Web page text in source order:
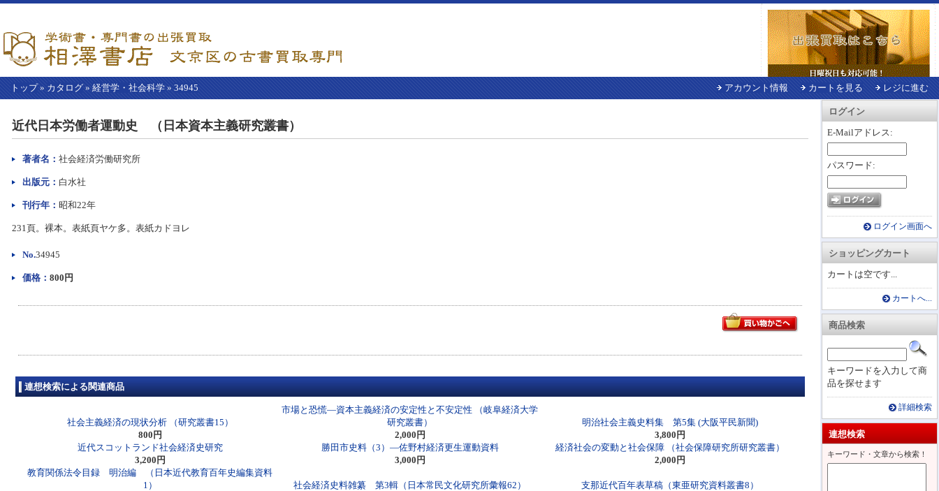
トップ» カタログ » 経営学・社会科学 » 34945 アカウント情報 カートを見る レジに進む
ログイン
E-Mailアドレス:
パスワード:
ログイン画面へ
ショッピングカート
カートは空です...
カートへ...
商品検索
キーワードを入力して商
品を探せます
詳細検索
連想検索
キーワード・文章から検索！
か
本
近代日本労働者運動史 （日本資本主義研究叢書）
著者名： 社会経済労働研究所
出版元： 白水社
刊行年： 昭和22年
231頁。裸本。表紙頁ヤケ多。表紙カドヨレ
No.34945
価格： 800円
連想検索による関連商品
社会主義経済の現状分析 （研究叢書15）
800円
市場と恐慌―資本主義経済の安定性と不安定性 （岐阜経済大学
研究叢書）
2,000円
明治社会主義史料集 第5集 (大阪平民新聞)
3,800円
近代スコットランド社会経済史研究
3,200円
勝田市史料（3）―佐野村経済更生運動資料
3,000円
経済社会の変動と社会保障 （社会保障研究所研究叢書）
2,000円
教育関係法令目録 明治編 （日本近代教育百年史編集資料
1）
社会経済史料雑纂 第3輯（日本常民文化研究所彙報62）
支那近代百年表草稿（東亜研究資料叢書8）